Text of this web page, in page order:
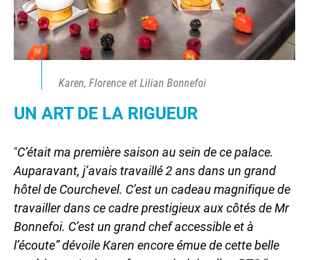
Karen, Florence et Lilian Bonnefoi
UN ART DE LA RIGUEUR
“C’était ma première saison au sein de ce palace.
Auparavant, j’avais travaillé 2 ans dans un grand
hôtel de Courchevel. C’est un cadeau magnifique de
travailler dans ce cadre prestigieux aux côtés de Mr
Bonnefoi. C’est un grand chef accessible et à
l’écoute” dévoile Karen encore émue de cette belle